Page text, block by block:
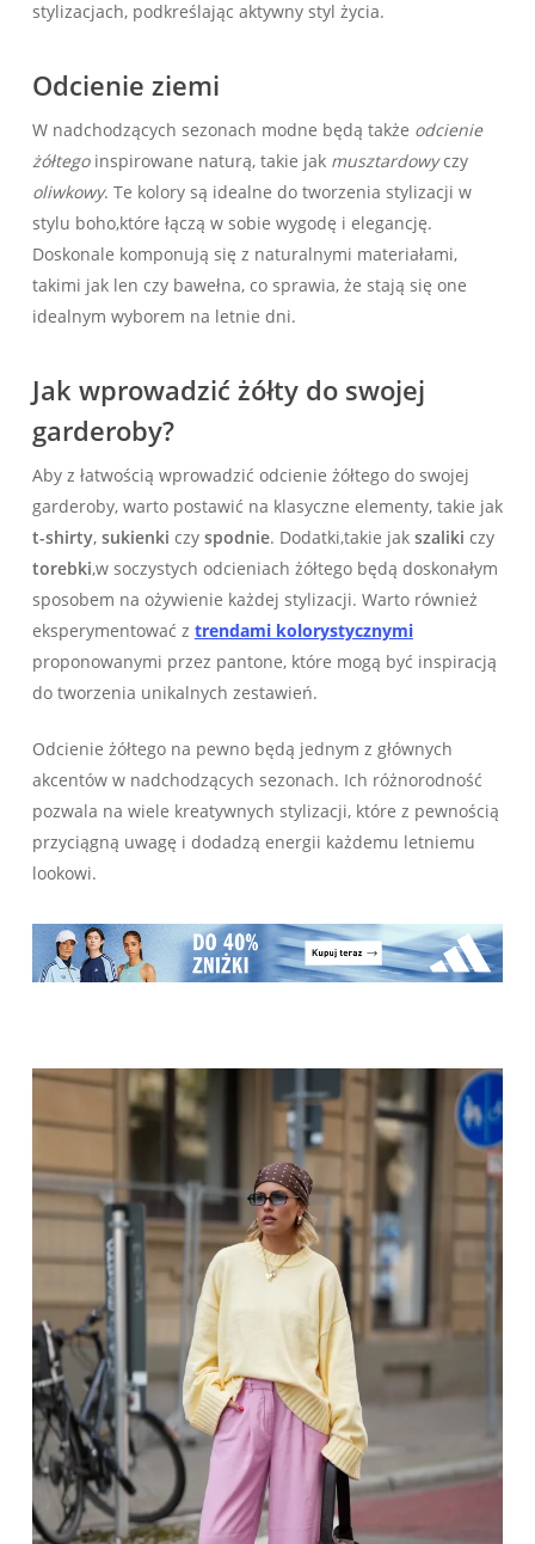
stylizacjach, podkreślając aktywny styl życia.
Odcienie ziemi
W nadchodzących sezonach modne będą także odcienie
żółtegoinspirowane naturą, takie jak musztardowyczy
oliwkowy. Te ​kolory są⁤ idealne do tworzenia stylizacji w
stylu‍ boho,które⁣ łączą w sobie‍ wygodę i elegancję.
Doskonale‌ komponują się z naturalnymi materiałami,
takimi jak len czy bawełna, co sprawia, że stają się one
idealnym​ wyborem ⁤na letnie dni.
Jak wprowadzić żółty do swojej
garderoby?
Aby z łatwością ⁣wprowadzić odcienie żółtego do swojej
garderoby, warto‍ postawić na klasyczne elementy, takie jak
t-shirty, sukienki czy spodnie. Dodatki,takie jak szaliki czy
torebki,w soczystych odcieniach żółtego będą doskonałym
sposobem na ożywienie każdej stylizacji. Warto również
eksperymentować z trendami kolorystycznymi
proponowanymi ​przez‌ pantone, które mogą być inspiracją
do tworzenia unikalnych zestawień.
Odcienie żółtego na pewno będą jednym z głównych
akcentów w nadchodzących sezonach. Ich różnorodność⁤
pozwala na wiele kreatywnych ⁢stylizacji, które z pewnością
przyciągną uwagę​ i dodadzą energii każdemu ⁣letniemu
lookowi.